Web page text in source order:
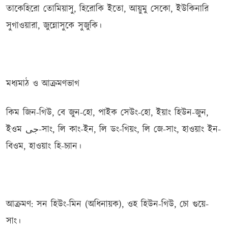
তাকেহিরো তোমিয়াসু, হিরোকি ইতো, আয়ুমু সেকো, ইউকিনারি
সুগাওয়ারা, জুন্নোসুকে সুজুকি।
মধ্যমাঠ ও আক্রমণভাগ
কিম জিন-গিউ, বে জুন-হো, পাইক সেউং-হো, ইয়াং হিউন-জুন,
ইওম جی-সাং, লি কাং-ইন, লি ডং-গিয়ং, লি জে-সাং, হাওয়াং ইন-
বিওম, হাওয়াং হি-চ্যান।
আক্রমণ: সন হিউং-মিন (অধিনায়ক), ওহ হিউন-গিউ, চো গুয়ে-
সাং।